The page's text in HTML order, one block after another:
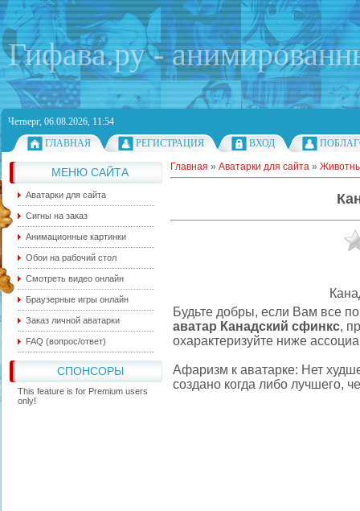
Гифава.ру -
Четверг, 06.08.2026, 11:54
ГЛАВНАЯ
РЕГИСТРАЦИЯ ВХОД
МЕНЮ САЙТА
Аватарки для сайта
Сигны на заказ
Анимационные картинки
Обои на рабочий стол
Смотреть видео онлайн
Браузерные игры онлайн
Заказ личной аватарки
FAQ (вопрос/ответ)
СПОНСОРЫ
This feature is for Premium users
only!
Главная » Аватарки для сайта »
Будьте добры, если Вам все
аватар Канадский сфинкс,
охарактеризуйте ниже
Афаризм к аватарке: Нет
создано когда либо лучшего,